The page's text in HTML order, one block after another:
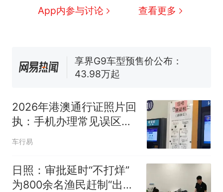
App内参与讨论 查看更多
笔试第一被第二名传话劝弃考
已叫停招聘，成立调查组全面
核查
享界G9车型预售价公布：
43.98万起
因老师一句“跟我回家”改写了
人生
2026年港澳通行证照片回
执：手机办理常见误区与
应对方法
车行易
日照：审批延时“不打烊”
为800余名渔民赶制“出海